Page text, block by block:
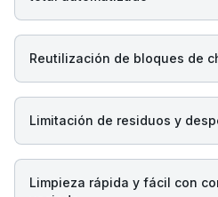
Reutilización de bloques de
Limitación de residuos y
Limpieza rápida y fácil con